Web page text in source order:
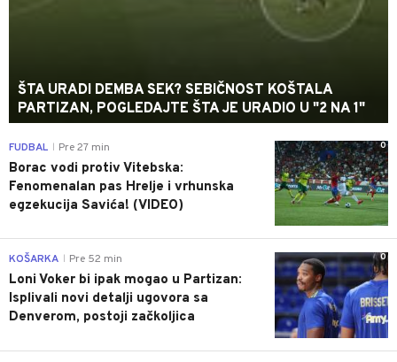
ŠTA URADI DEMBA SEK? SEBIČNOST KOŠTALA
PARTIZAN, POGLEDAJTE ŠTA JE URADIO U "2 NA 1"
0
FUDBAL Pre 27 min
Borac vodi protiv Vitebska:
Fenomenalan pas Hrelje i vrhunska
egzekucija Savića! (VIDEO)
0
KOŠARKA Pre 52 min
Loni Voker bi ipak mogao u Partizan:
Isplivali novi detalji ugovora sa
Denverom, postoji začkoljica